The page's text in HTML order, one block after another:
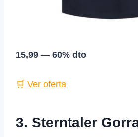
15,99 — 60% dto
🛒 Ver oferta
3. Sterntaler